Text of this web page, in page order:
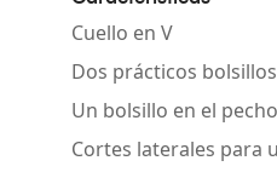
Cuello en V
Dos prácticos
Un bolsillo en el
Cortes laterales para